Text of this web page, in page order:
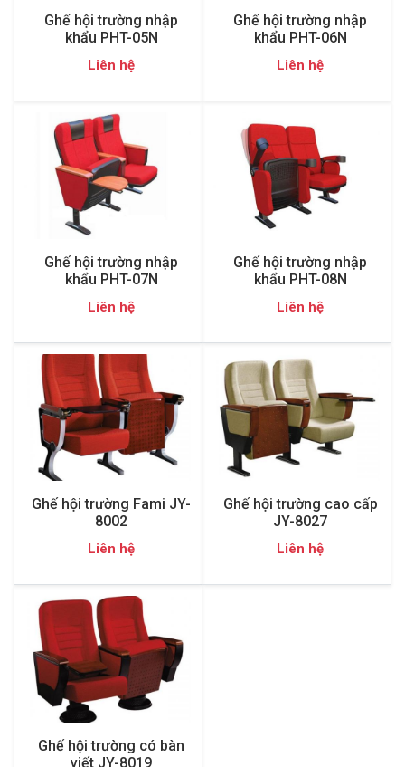
Ghế hội trường nhập
khẩu PHT-05N
Liên hệ
Ghế hội trường nhập
khẩu PHT-06N
Liên hệ
Ghế hội trường nhập
khẩu PHT-07N
Liên hệ
Ghế hội trường nhập
khẩu PHT-08N
Liên hệ
Ghế hội trường Fami JY-
8002
Liên hệ
Ghế hội trường cao cấp
JY-8027
Liên hệ
Ghế hội trường có bàn
viết JY-8019